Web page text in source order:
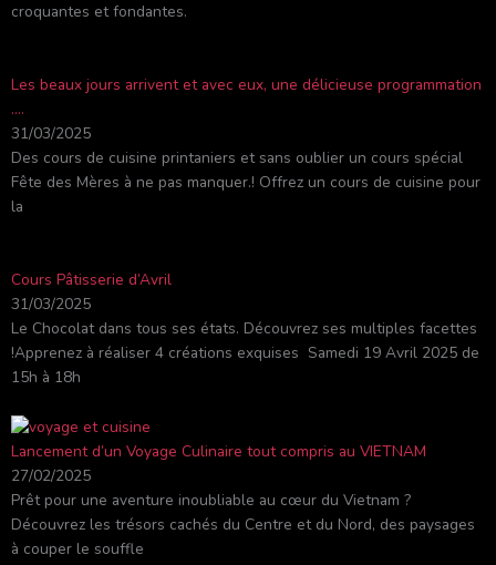
croquantes et fondantes.
Les beaux jours arrivent et avec eux, une délicieuse programmation
….
31/03/2025
Des cours de cuisine printaniers et sans oublier un cours spécial
Fête des Mères à ne pas manquer.! Offrez un cours de cuisine pour
la
Cours Pâtisserie d’Avril
31/03/2025
Le Chocolat dans tous ses états. Découvrez ses multiples facettes
!Apprenez à réaliser 4 créations exquises Samedi 19 Avril 2025 de
15h à 18h
Lancement d’un Voyage Culinaire tout compris au VIETNAM
27/02/2025
Prêt pour une aventure inoubliable au cœur du Vietnam ?
Découvrez les trésors cachés du Centre et du Nord, des paysages
à couper le souffle